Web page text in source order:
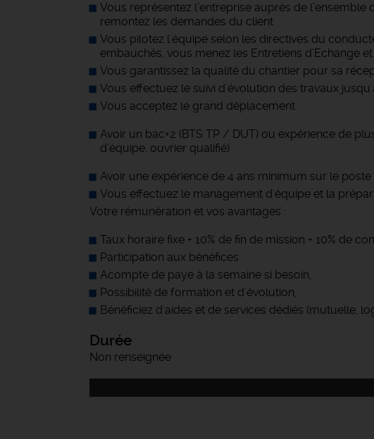
Vous représentez l’entreprise auprès de
remontez les demandes du client
Vous pilotez l'équipe selon les directives du
embauchés, vous menez les Entretiens d’Echange
Vous garantissez la qualité du chantier pour sa
Vous effectuez le suivi d'évolution des travaux
Vous acceptez le grand déplacement
Avoir un bac+2 (BTS TP / DUT) ou expérience de
d’équipe, ouvrier qualifié)
Avoir une expérience de 4 ans minimum sur le
Vous effectuez le management d'équipe et la
Votre rémunération et vos avantages :
Taux horaire fixe + 10% de fin de mission + 10% de
Participation aux bénéfices
Acompte de paye à la semaine si besoin,
Possibilité de formation et d'évolution,
Bénéficiez d'aides et de services dédiés (mutuelle,
Durée
Non renseignée